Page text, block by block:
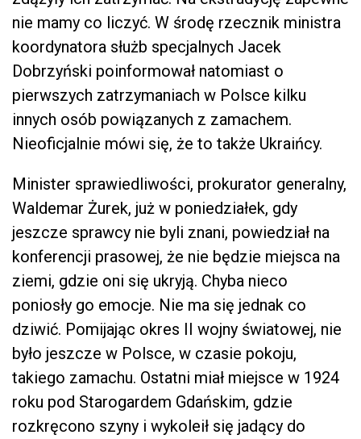
nie mamy co liczyć. W środę rzecznik ministra
koordynatora służb specjalnych Jacek
Dobrzyński poinformował natomiast o
pierwszych zatrzymaniach w Polsce kilku
innych osób powiązanych z zamachem.
Nieoficjalnie mówi się, że to także Ukraińcy.
Minister sprawiedliwości, prokurator generalny,
Waldemar Żurek, już w poniedziałek, gdy
jeszcze sprawcy nie byli znani, powiedział na
konferencji prasowej, że nie będzie miejsca na
ziemi, gdzie oni się ukryją. Chyba nieco
poniosły go emocje. Nie ma się jednak co
dziwić. Pomijając okres II wojny światowej, nie
było jeszcze w Polsce, w czasie pokoju,
takiego zamachu. Ostatni miał miejsce w 1924
roku pod Starogardem Gdańskim, gdzie
rozkręcono szyny i wykoleił się jadący do